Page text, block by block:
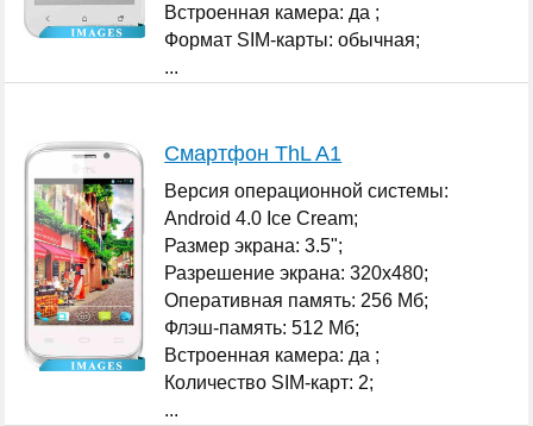
Встроенная камера: да ;
Формат SIM-карты: обычная;
...
Смартфон ThL A1
Версия операционной системы:
Android 4.0 Ice Cream;
Размер экрана: 3.5";
Разрешение экрана: 320x480;
Оперативная память: 256 Мб;
Флэш-память: 512 Мб;
Встроенная камера: да ;
Количество SIM-карт: 2;
...